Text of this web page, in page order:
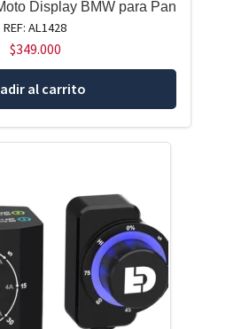
Display BMW para Pan
REF: AL1428
$349.000
al carrito